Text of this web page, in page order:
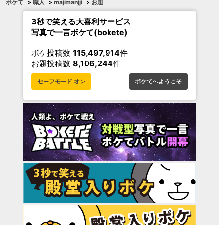
ボケて > 職人 > majimanjji > お題
3秒で笑える大喜利サービス
写真で一言ボケて(bokete)
ボケ投稿数 115,497,914件
お題投稿数 8,106,244件
セーフモード オン ボケてへようこそ